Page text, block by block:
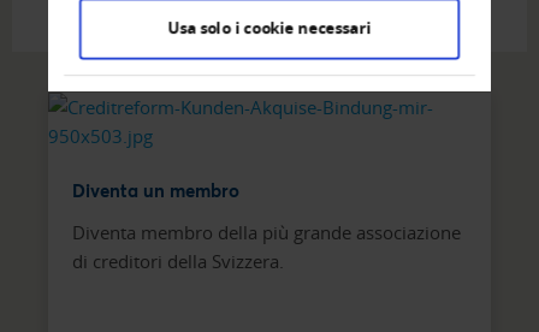
Usa solo i cookie necessari
Diventa un membro
Diventa membro della più grande associazione
di creditori della Svizzera.